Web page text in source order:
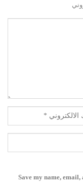
Save my name,